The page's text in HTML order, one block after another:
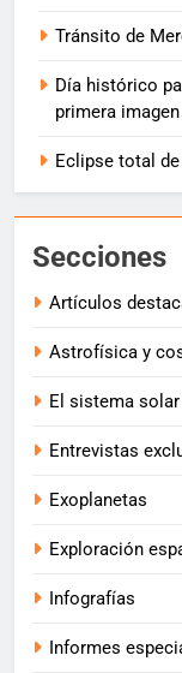
Tránsito de
Día histórico
primera
Eclipse total
Secciones
Artículos
Astrofísica y
El sistema solar
Entrevistas
Exoplanetas
Exploración
Infografías
Informes